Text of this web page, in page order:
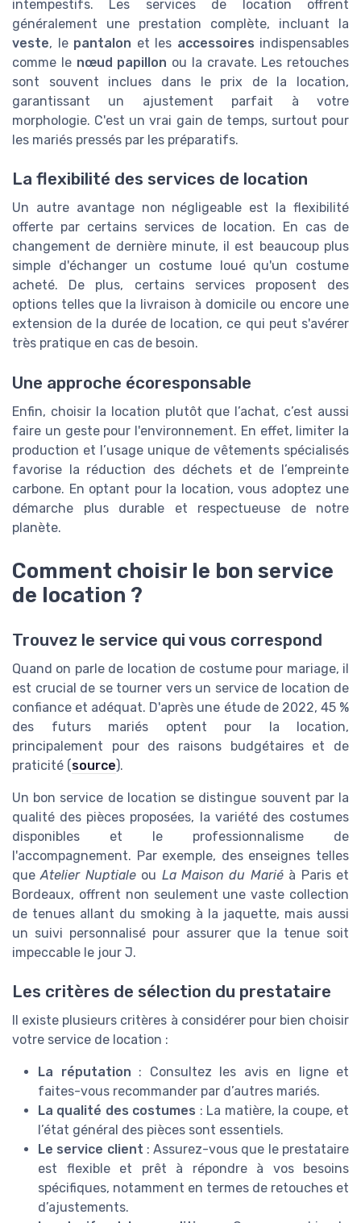
intempestifs. Les services de location offrent
généralement une prestation complète, incluant la
veste, le pantalon et les accessoires indispensables
comme le nœud papillon ou la cravate. Les retouches
sont souvent inclues dans le prix de la location,
garantissant un ajustement parfait à votre
morphologie. C'est un vrai gain de temps, surtout pour
les mariés pressés par les préparatifs.
La flexibilité des services de location
Un autre avantage non négligeable est la flexibilité
offerte par certains services de location. En cas de
changement de dernière minute, il est beaucoup plus
simple d'échanger un costume loué qu'un costume
acheté. De plus, certains services proposent des
options telles que la livraison à domicile ou encore une
extension de la durée de location, ce qui peut s'avérer
très pratique en cas de besoin.
Une approche écoresponsable
Enfin, choisir la location plutôt que l’achat, c’est aussi
faire un geste pour l'environnement. En effet, limiter la
production et l’usage unique de vêtements spécialisés
favorise la réduction des déchets et de l’empreinte
carbone. En optant pour la location, vous adoptez une
démarche plus durable et respectueuse de notre
planète.
Comment choisir le bon service
de location ?
Trouvez le service qui vous correspond
Quand on parle de location de costume pour mariage, il
est crucial de se tourner vers un service de location de
confiance et adéquat. D'après une étude de 2022, 45 %
des futurs mariés optent pour la location,
principalement pour des raisons budgétaires et de
praticité (source).
Un bon service de location se distingue souvent par la
qualité des pièces proposées, la variété des costumes
disponibles et le professionnalisme de
l'accompagnement. Par exemple, des enseignes telles
queAtelier Nuptialeou La Maison du Mariéà Paris et
Bordeaux, offrent non seulement une vaste collection
de tenues allant du smoking à la jaquette, mais aussi
un suivi personnalisé pour assurer que la tenue soit
impeccable le jour J.
Les critères de sélection du prestataire
Il existe plusieurs critères à considérer pour bien choisir
votre service de location :
La réputation : Consultez les avis en ligne et
faites-vous recommander par d’autres mariés.
La qualité des costumes : La matière, la coupe, et
l’état général des pièces sont essentiels.
Le service client : Assurez-vous que le prestataire
est flexible et prêt à répondre à vos besoins
spécifiques, notamment en termes de retouches et
d’ajustements.